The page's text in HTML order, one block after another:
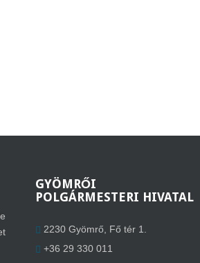
GYÖMRŐI
POLGÁRMESTERI HIVATAL
2230 Gyömrő, Fő tér 1.
+36 29 330 011